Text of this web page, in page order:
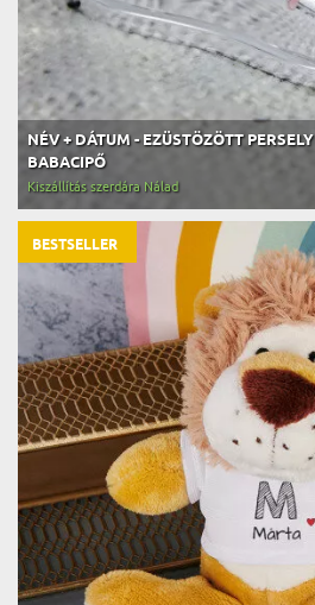
NÉV + DÁTUM - EZÜSTÖZÖTT PERSELY
BABACIPŐ
Kiszállítás szerdára Nálad
BESTSELLER